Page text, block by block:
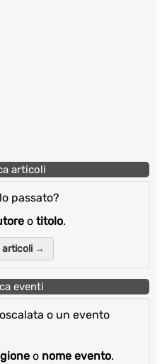
articoli
passato?
o titolo.
articoli →
eventi
o un evento
o nome evento.